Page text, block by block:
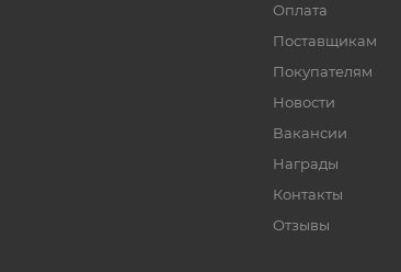
Оплата
Поставщикам
Покупателям
Новости
Вакансии
Награды
Контакты
Отзывы